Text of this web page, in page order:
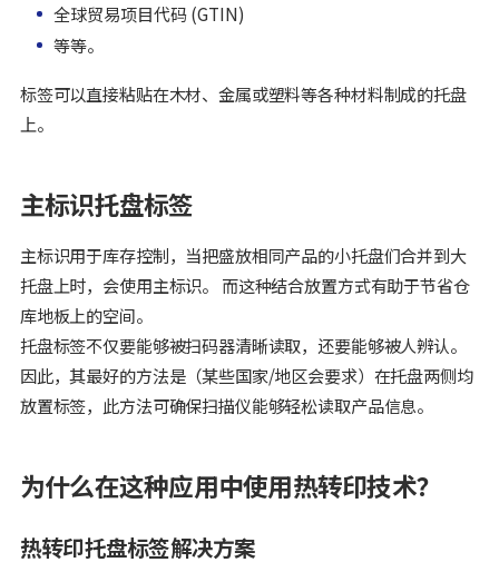
全球贸易项目代码 (GTIN)
等等。
标签可以直接粘贴在木材、金属或塑料等各种材料制成的托盘
上。
主标识托盘标签
主标识用于库存控制，当把盛放相同产品的小托盘们合并到大
托盘上时，会使用主标识。 而这种结合放置方式有助于节省仓
库地板上的空间。
托盘标签不仅要能够被扫码器清晰读取，还要能够被人辨认。
因此，其最好的方法是（某些国家/地区会要求）在托盘两侧均
放置标签，此方法可确保扫描仪能够轻松读取产品信息。
为什么在这种应用中使用热转印技术？
热转印托盘标签解决方案